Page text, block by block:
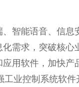
智能语音、信
需求，突破核心
用软件，加快产
业控制系统软